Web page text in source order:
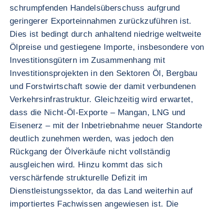
schrumpfenden Handelsüberschuss aufgrund
geringerer Exporteinnahmen zurückzuführen ist.
Dies ist bedingt durch anhaltend niedrige weltweite
Ölpreise und gestiegene Importe, insbesondere von
Investitionsgütern im Zusammenhang mit
Investitionsprojekten in den Sektoren Öl, Bergbau
und Forstwirtschaft sowie der damit verbundenen
Verkehrsinfrastruktur. Gleichzeitig wird erwartet,
dass die Nicht-Öl-Exporte – Mangan, LNG und
Eisenerz – mit der Inbetriebnahme neuer Standorte
deutlich zunehmen werden, was jedoch den
Rückgang der Ölverkäufe nicht vollständig
ausgleichen wird. Hinzu kommt das sich
verschärfende strukturelle Defizit im
Dienstleistungssektor, da das Land weiterhin auf
importiertes Fachwissen angewiesen ist. Die